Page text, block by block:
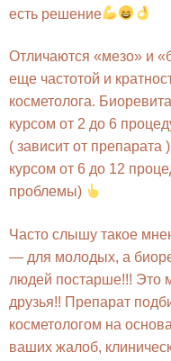
есть решение
Отличаются «мезо» и
еще частотой и
косметолога.
курсом от 2 до 6
( зависит от
курсом от 6 до 12
проблемы)
Часто слышу такое
— для молодых, а
людей постарше!!! Это
друзья!! Препарат
косметологом на
ваших жалоб,